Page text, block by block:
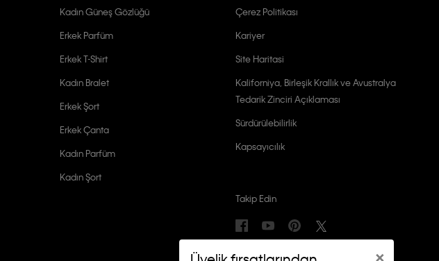
Kadın Güneş Gözlüğü
Erkek Parfüm
Erkek T-Shirt
Kadın Bralet
Erkek Şort
Erkek Çanta
Kadın Parfüm
Kadın Şort
Çerez Politikası
Kariyer
Site Haritasi
Kaliforniya, Birleşik Krallık ve Avustralya
Tedarik Zinciri Açıklaması
Sürdürülebilirlik
Kapsayıcılık
Takip Edin